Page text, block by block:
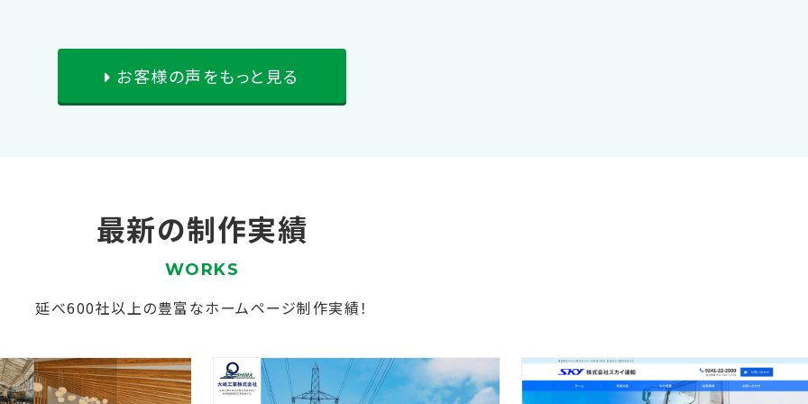
お客様の声をもっと見る
最新の制作実績
WORKS
延べ600社以上の豊富なホームページ制作実績！